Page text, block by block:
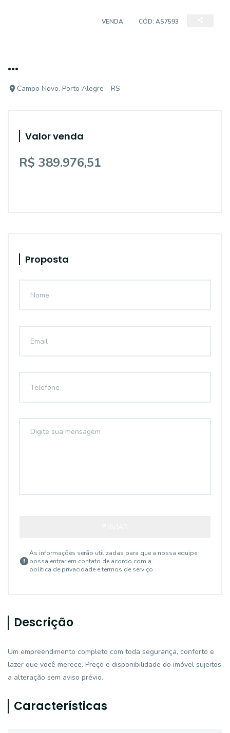
VENDA CÓD: AS7593
...
Campo Novo, Porto Alegre - RS
Valor venda
R$ 389.976,51
Proposta
As informações serão utilizadas para que a nossa equipe
possa entrar em contato de acordo com a
política de privacidade e termos de serviço
Descrição
Um empreendimento completo com toda segurança, conforto e
lazer que você merece. Preço e disponibilidade do imóvel sujeitos
a alteração sem aviso prévio.
Características